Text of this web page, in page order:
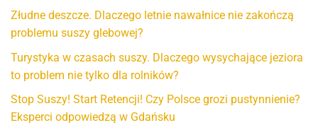
Złudne deszcze. Dlaczego letnie nawałnice nie zakończą
problemu suszy glebowej?
Turystyka w czasach suszy. Dlaczego wysychające jeziora
to problem nie tylko dla rolników?
Stop Suszy! Start Retencji! Czy Polsce grozi pustynnienie?
Eksperci odpowiedzą w Gdańsku